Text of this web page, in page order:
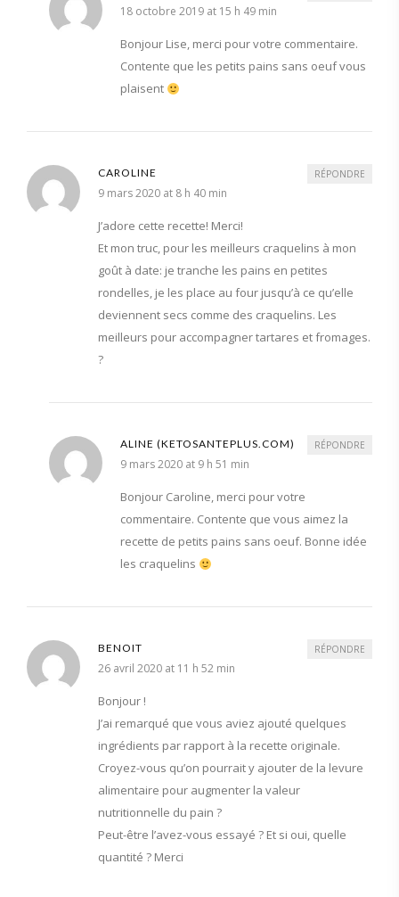
18 octobre 2019 at 15 h 49 min
Bonjour Lise, merci pour votre commentaire.
Contente que les petits pains sans oeuf vous
plaisent
CAROLINE
9 mars 2020 at 8 h 40 min
J’adore cette recette! Merci!
Et mon truc, pour les meilleurs craquelins à mon
goût à date: je tranche les pains en petites
rondelles, je les place au four jusqu’à ce qu’elle
deviennent secs comme des craquelins. Les
meilleurs pour accompagner tartares et fromages.
?
RÉPONDRE
ALINE (KETOSANTEPLUS.COM)
9 mars 2020 at 9 h 51 min
Bonjour Caroline, merci pour votre
commentaire. Contente que vous aimez la
recette de petits pains sans oeuf. Bonne idée
les craquelins
RÉPONDRE
BENOIT
26 avril 2020 at 11 h 52 min
Bonjour !
J’ai remarqué que vous aviez ajouté quelques
ingrédients par rapport à la recette originale.
Croyez-vous qu’on pourrait y ajouter de la levure
alimentaire pour augmenter la valeur
nutritionnelle du pain ?
Peut-être l’avez-vous essayé ? Et si oui, quelle
quantité ? Merci
RÉPONDRE